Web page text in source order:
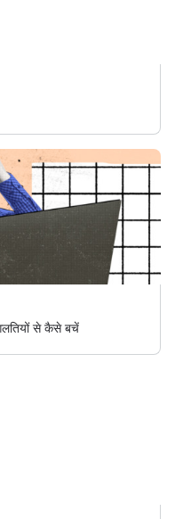
गलतियों से कैसे बचें